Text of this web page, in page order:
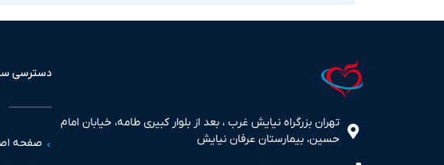
تهران بزرگراه نیایش غرب ، بعد از بلوار کبیری طامه، خیابان امام
حسین، بیمارستان عرفان نیایش
دسترسی
صفحه